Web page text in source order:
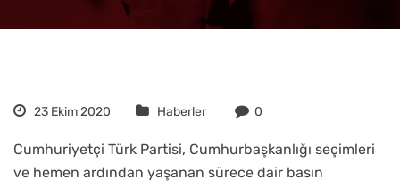
23 Ekim 2020 Haberler 0
Cumhuriyetçi Türk Partisi, Cumhurbaşkanlığı seçimleri
ve hemen ardından yaşanan sürece dair basın